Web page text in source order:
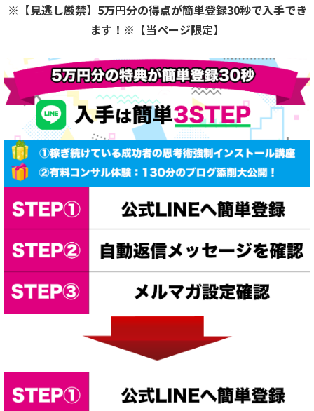
※【見逃し厳禁】5万円分の得点が簡単登録30秒で入手でき
ます！※【当ページ限定】